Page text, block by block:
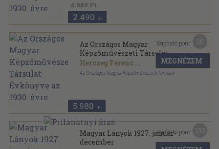
Évkönyve sorozat
4.980 Ft
2.490 ,-Ft
Az Országos Magyar
Képzőművészeti Társulat
Évkönyve az 1930. évre
Herczeg Ferenc ...
Az Országos Magyar Képzőművészeti Társulat
5.980 ,-Ft
Kapható pont:
MEGNÉZEM
Magyar Lányok 1927. január-
december
Kapható pont: